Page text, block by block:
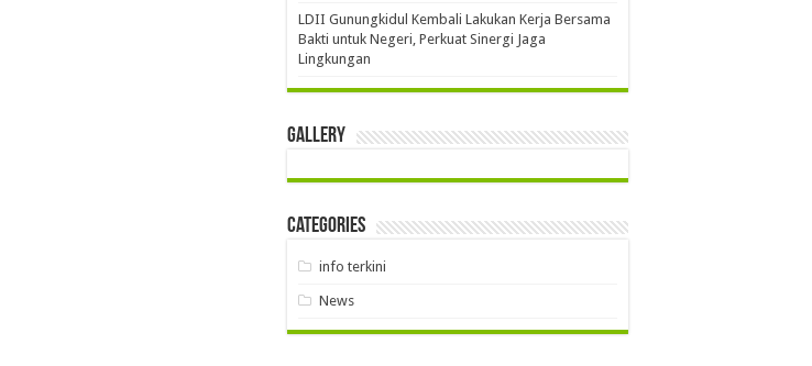
LDII Gunungkidul Kembali Lakukan Kerja Bersama
Bakti untuk Negeri, Perkuat Sinergi Jaga
Lingkungan
Gallery
Categories
info terkini
News